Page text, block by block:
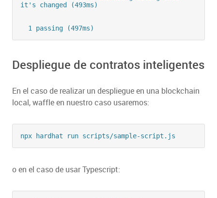
it's changed (493ms)
  1 passing (497ms)
Despliegue de contratos inteligentes
En el caso de realizar un despliegue en una blockchain
local, waffle en nuestro caso usaremos:
npx hardhat run scripts/sample-script.js
o en el caso de usar Typescript: